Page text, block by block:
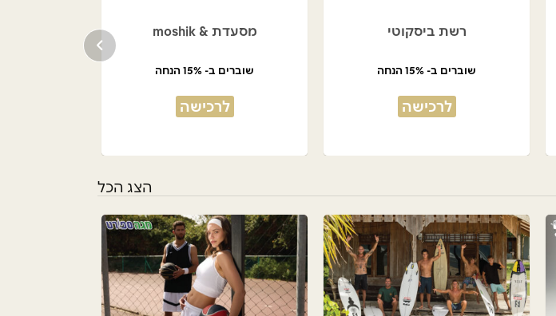
מסעדת & moshik
שוברים ב- 15% הנחה
לרכישה
רשת ביסקוטי
שוברים ב- 15% הנחה
לרכישה
הצג הכל